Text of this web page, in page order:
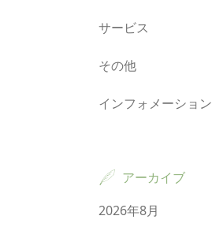
サービス
その他
インフォメーション
アーカイブ
2026年8月